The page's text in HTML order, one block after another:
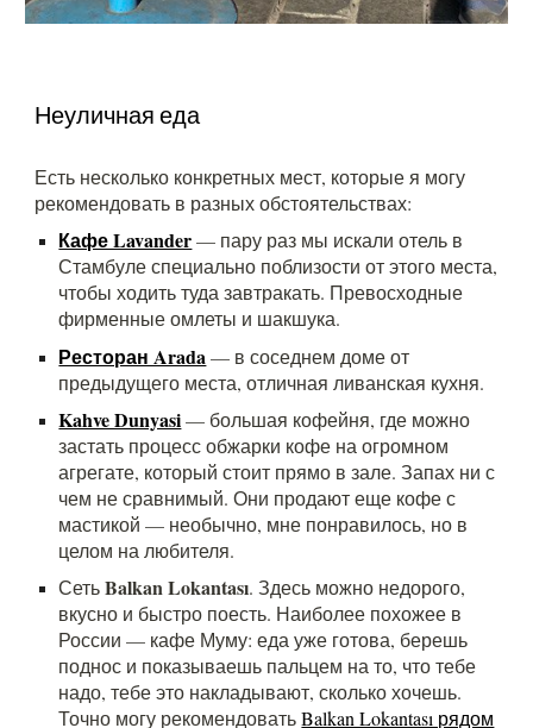
Неуличная еда
Есть несколько конкретных мест, которые я могу
рекомендовать в разных обстоятельствах:
Кафе Lavander— пару раз мы искали отель в
Стамбуле специально поблизости от этого места,
чтобы ходить туда завтракать. Превосходные
фирменные омлеты и шакшука.
Ресторан Arada— в соседнем доме от
предыдущего места, отличная ливанская кухня.
Kahve Dunyasi — большая кофейня, где можно
застать процесс обжарки кофе на огромном
агрегате, который стоит прямо в зале. Запах ни с
чем не сравнимый. Они продают еще кофе с
мастикой — необычно, мне понравилось, но в
целом на любителя.
СетьBalkan Lokantası. Здесь можно недорого,
вкусно и быстро поесть. Наиболее похожее в
России — кафе Муму: еда уже готова, берешь
поднос и показываешь пальцем на то, что тебе
надо, тебе это накладывают, сколько хочешь.
Точно могу рекомендовать Balkan Lokantası рядом